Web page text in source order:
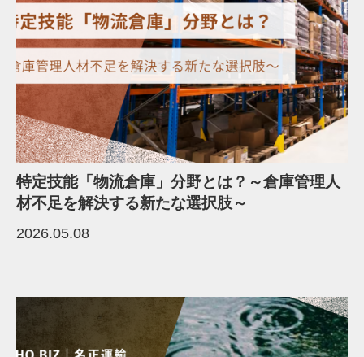
特定技能「物流倉庫」分野とは？～倉庫管理人
材不足を解決する新たな選択肢～
2026.05.08